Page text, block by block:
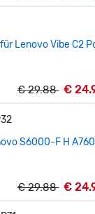
Lenovo Vibe C2
€ 29.88 €
S6000-F H
€ 29.88 €